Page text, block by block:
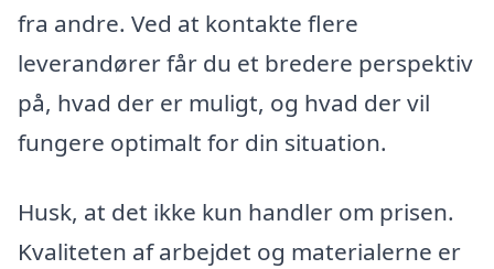
fra andre. Ved at kontakte flere
leverandører får du et bredere perspektiv
på, hvad der er muligt, og hvad der vil
fungere optimalt for din situation.
Husk, at det ikke kun handler om prisen.
Kvaliteten af arbejdet og materialerne er